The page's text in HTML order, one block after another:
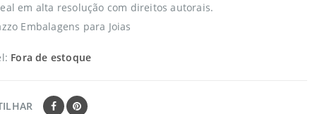
em alta resolução com direitos autorais.
Embalagens para Joias
Fora de estoque